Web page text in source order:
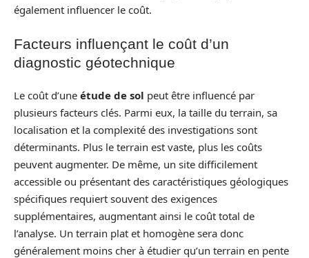
également influencer le coût.
Facteurs influençant le coût d’un
diagnostic géotechnique
Le coût d’une étude de sol peut être influencé par
plusieurs facteurs clés. Parmi eux, la taille du terrain, sa
localisation et la complexité des investigations sont
déterminants. Plus le terrain est vaste, plus les coûts
peuvent augmenter. De même, un site difficilement
accessible ou présentant des caractéristiques géologiques
spécifiques requiert souvent des exigences
supplémentaires, augmentant ainsi le coût total de
l’analyse. Un terrain plat et homogène sera donc
généralement moins cher à étudier qu’un terrain en pente